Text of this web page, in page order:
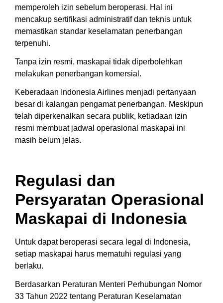
memperoleh izin sebelum beroperasi. Hal ini
mencakup sertifikasi administratif dan teknis untuk
memastikan standar keselamatan penerbangan
terpenuhi.
Tanpa izin resmi, maskapai tidak diperbolehkan
melakukan penerbangan komersial.
Keberadaan Indonesia Airlines menjadi pertanyaan
besar di kalangan pengamat penerbangan. Meskipun
telah diperkenalkan secara publik, ketiadaan izin
resmi membuat jadwal operasional maskapai ini
masih belum jelas.
Regulasi dan
Persyaratan Operasional
Maskapai di Indonesia
Untuk dapat beroperasi secara legal di Indonesia,
setiap maskapai harus mematuhi regulasi yang
berlaku.
Berdasarkan Peraturan Menteri Perhubungan Nomor
33 Tahun 2022 tentang Peraturan Keselamatan